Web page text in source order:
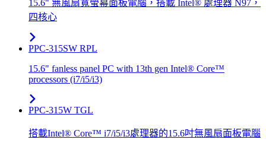
15.6" 無風扇寬螢幕面板電腦，搭載 Intel® 處理器 N97，
四核心
PPC-315SW RPL
15.6" fanless panel PC with 13th gen Intel® Core™
processors (i7/i5/i3)
PPC-315W TGL
搭載Intel® Core™ i7/i5/i3處理器的15.6吋無風扇面板電腦